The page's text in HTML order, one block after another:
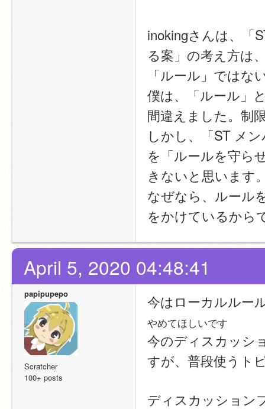
inokingさんは、「
る案」の考え方は
「ルール」では
僕は、「ルール」
間違えました。制
しかし、「ST メ
を「ルールを守ら
きないと思います
なぜなら、ルール
をかけているから
April 5, 2020 04:48:41
papipupepo
Scratcher
100+ posts
今はローカルルー
やめてほしいです
今のディスカッシ
すが、普段使うト
ディスカッション